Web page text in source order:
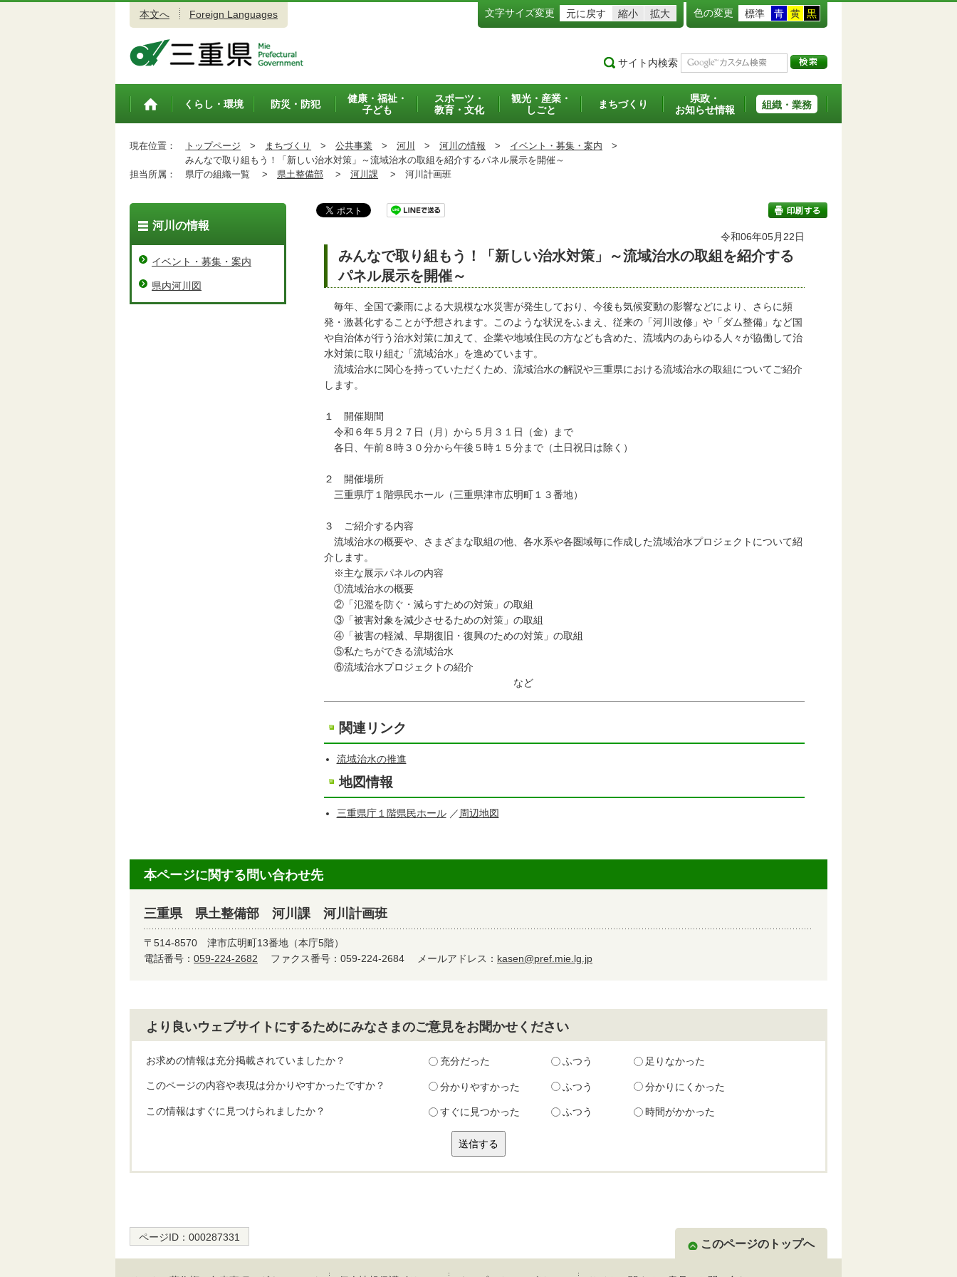
本文へ Foreign Languages 文字サイズ変更 元に戻す 縮小 拡大 色の変更 標準 青 黄 黒
サイト内検索
トップペ
くらし・環境 防災・防犯
健康・福祉・
子ども
スポーツ・
教育・文化
観光・産業・
しごと
まちづくり
県政・
お知らせ情報
組織・業務
現在位置： トップページ > まちづくり > 公共事業 > 河川 > 河川の情報 > イベント・募集・案内 >
みんなで取り組もう！「新しい治水対策」～流域治水の取組を紹介するパネル展示を開催～
担当所属：
県庁の組織一覧 > 県土整備部 > 河川課 > 河川計画班
令和06年05月22日
みんなで取り組もう！「新しい治水対策」～流域治水の取組を紹介する
パネル展示を開催～
毎年、全国で豪雨による大規模な水災害が発生しており、今後も気候変動の影響などにより、さらに頻
発・激甚化することが予想されます。このような状況をふまえ、従来の「河川改修」や「ダム整備」など国
や自治体が行う治水対策に加えて、企業や地域住民の方なども含めた、流域内のあらゆる人々が協働して治
水対策に取り組む「流域治水」を進めています。
流域治水に関心を持っていただくため、流域治水の解説や三重県における流域治水の取組についてご紹介
します。
１ 開催期間
令和６年５月２７日（月）から５月３１日（金）まで
各日、午前８時３０分から午後５時１５分まで（土日祝日は除く）
２ 開催場所
三重県庁１階県民ホール（三重県津市広明町１３番地）
３ ご紹介する内容
流域治水の概要や、さまざまな取組の他、各水系や各圏域毎に作成した流域治水プロジェクトについて紹
介します。
※主な展示パネルの内容
①流域治水の概要
②「氾濫を防ぐ・減らすための対策」の取組
③「被害対象を減少させるための対策」の取組
④「被害の軽減、早期復旧・復興のための対策」の取組
⑤私たちができる流域治水
⑥流域治水プロジェクトの紹介
など
関連リンク
流域治水の推進
地図情報
三重県庁１階県民ホール／ 周辺地図
河川の情報
イベント・募集・案内
県内河川図
本ページに関する問い合わせ先
三重県 県土整備部 河川課 河川計画班
〒514-8570 津市広明町13番地（本庁5階）
電話番号： 059-224-2682 ファクス番号：059-224-2684 メールアドレス： kasen@pref.mie.lg.jp
より良いウェブサイトにするためにみなさまのご意見をお聞かせください
お求めの情報は充分掲載されていましたか？ 充分だった ふつう 足りなかった
このページの内容や表現は分かりやすかったですか？ 分かりやすかった ふつう 分かりにくかった
この情報はすぐに見つけられましたか？ すぐに見つかった ふつう 時間がかかった
ページID： 000287331
このページのトップへ